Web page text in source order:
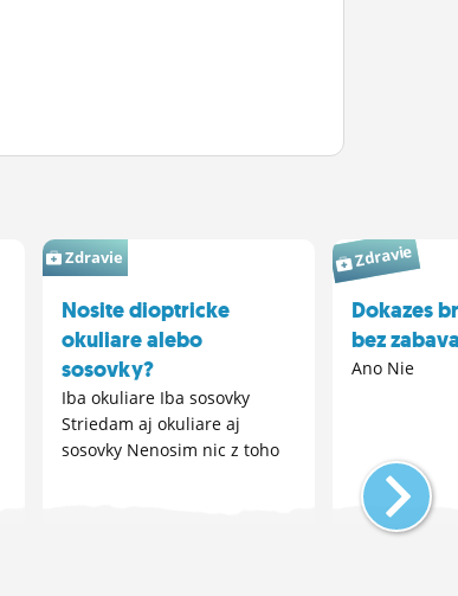
Zdravie
Nosite dioptricke
okuliare alebo
sosovky?
Iba okuliare Iba sosovky
Striedam aj okuliare aj
sosovky Nenosim nic z toho
Zdravie
Dokazes
bez
Ano Nie